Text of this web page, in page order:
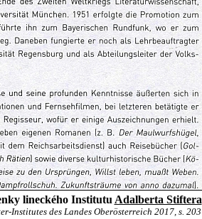
lineckého Institutu Adalberta Stiftera
Institutes des Landes Oberösterreich 2017, s. 203